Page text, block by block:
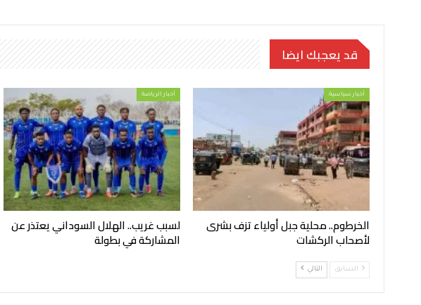
قد يعجبك ايضا
أخبار سياسية
الخرطوم.. محلية جبل أولياء تزف بشرى
لأصحاب الركشات
أخبار الرياضة
لسبب غريب.. الهلال السوداني يعتذر عن
المشاركة في بطولة
السابق التالي